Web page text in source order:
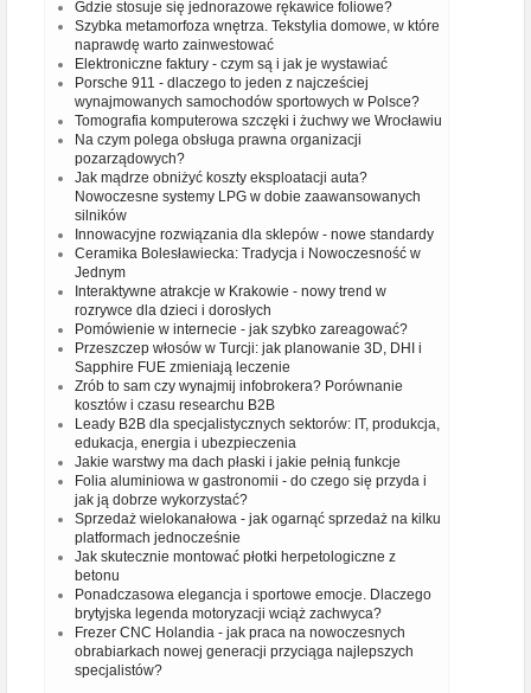
Gdzie stosuje się jednorazowe rękawice foliowe?
Szybka metamorfoza wnętrza. Tekstylia domowe, w które
naprawdę warto zainwestować
Elektroniczne faktury - czym są i jak je wystawiać
Porsche 911 - dlaczego to jeden z najcześciej
wynajmowanych samochodów sportowych w Polsce?
Tomografia komputerowa szczęki i żuchwy we Wrocławiu
Na czym polega obsługa prawna organizacji
pozarządowych?
Jak mądrze obniżyć koszty eksploatacji auta?
Nowoczesne systemy LPG w dobie zaawansowanych
silników
Innowacyjne rozwiązania dla sklepów - nowe standardy
Ceramika Bolesławiecka: Tradycja i Nowoczesność w
Jednym
Interaktywne atrakcje w Krakowie - nowy trend w
rozrywce dla dzieci i dorosłych
Pomówienie w internecie - jak szybko zareagować?
Przeszczep włosów w Turcji: jak planowanie 3D, DHI i
Sapphire FUE zmieniają leczenie
Zrób to sam czy wynajmij infobrokera? Porównanie
kosztów i czasu researchu B2B
Leady B2B dla specjalistycznych sektorów: IT, produkcja,
edukacja, energia i ubezpieczenia
Jakie warstwy ma dach płaski i jakie pełnią funkcje
Folia aluminiowa w gastronomii - do czego się przyda i
jak ją dobrze wykorzystać?
Sprzedaż wielokanałowa - jak ogarnąć sprzedaż na kilku
platformach jednocześnie
Jak skutecznie montować płotki herpetologiczne z
betonu
Ponadczasowa elegancja i sportowe emocje. Dlaczego
brytyjska legenda motoryzacji wciąż zachwyca?
Frezer CNC Holandia - jak praca na nowoczesnych
obrabiarkach nowej generacji przyciąga najlepszych
specjalistów?